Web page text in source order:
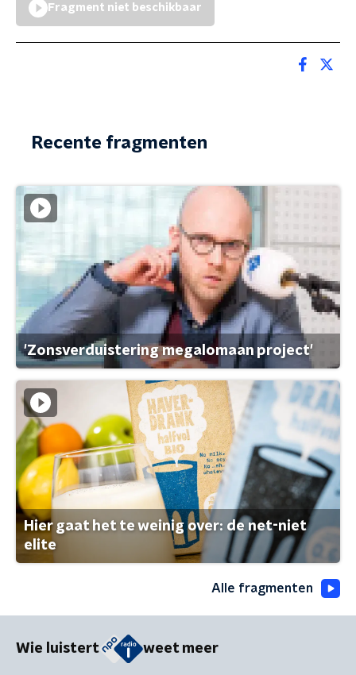
Fragment niet beschikbaar
Recente fragmenten
'Zonsverduistering megalomaan project'
Hier gaat het te weinig over: de net-niet
elite
Alle fragmenten
Wie luistert weet meer